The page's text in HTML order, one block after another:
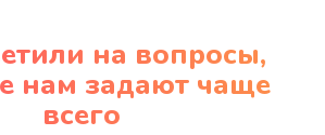
Заказать
Замена SIM-карты
на вопросы,
нам задают чаще
всего